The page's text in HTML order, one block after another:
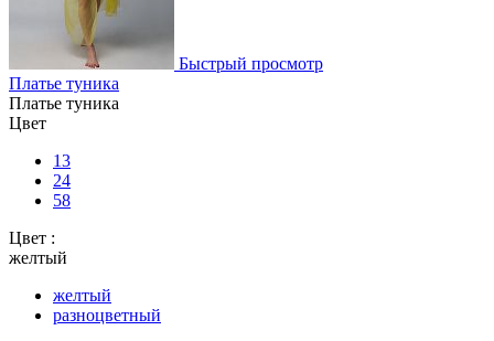
Быстрый просмотр
Платье туника
Платье туника
Цвет
13
24
58
Цвет :
желтый
желтый
разноцветный